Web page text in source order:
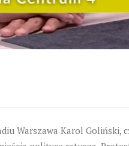
Warszawa Karol